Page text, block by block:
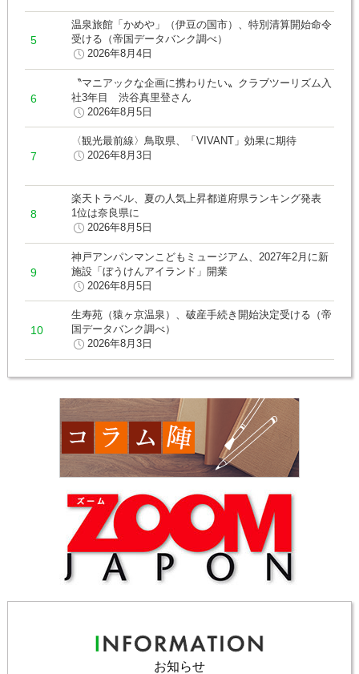
温泉旅館「かめや」（伊豆の国市）、特別清算開始命令
受ける（帝国データバンク調べ）
2026年8月4日
〝マニアックな企画に携わりたい〟クラブツーリズム入
社3年目 渋谷真里登さん
2026年8月5日
〈観光最前線〉鳥取県、「VIVANT」効果に期待
2026年8月3日
楽天トラベル、夏の人気上昇都道府県ランキング発表
1位は奈良県に
2026年8月5日
神戸アンパンマンこどもミュージアム、2027年2月に新
施設「ぼうけんアイランド」開業
2026年8月5日
生寿苑（猿ヶ京温泉）、破産手続き開始決定受ける（帝
国データバンク調べ）
2026年8月3日
お知らせ